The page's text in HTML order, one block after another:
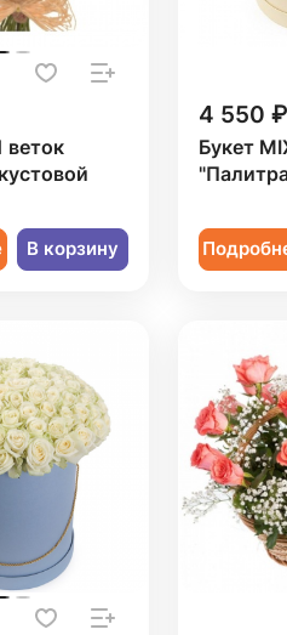
веток
В корзину
4 550 ₽
Букет